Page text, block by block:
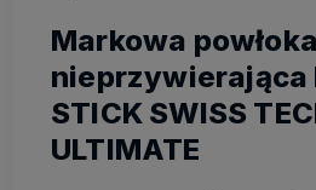
Markowa powłoka
nieprzywierająca
STICK SWISS
ULTIMATE